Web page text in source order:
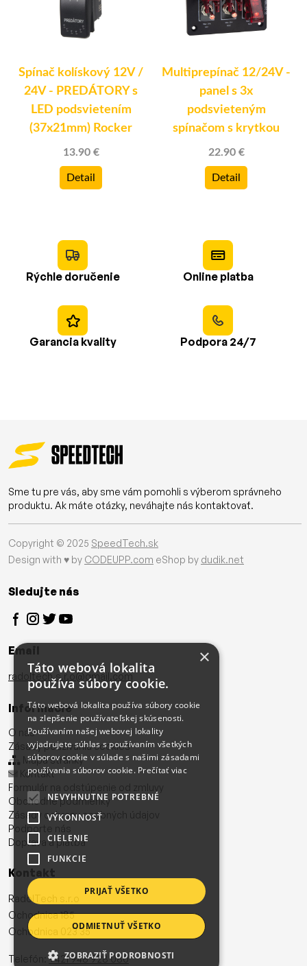
Spínač kolískový 12V /
24V - PREDÁTORY s
LED podsvietením
(37x21mm) Rocker
13.90 €
Detail
Multiprepínač 12/24V -
panel s 3x
podsvieteným
spínačom s krytkou
22.90 €
Detail
Rýchle doručenie Online platba
Garancia kvality Podpora 24/7
Sme tu pre vás, aby sme vám pomohli s výberom správneho
produktu. Ak máte otázky, neváhajte nás kontaktovať.
Copyright © 2025 SpeedTech.sk
Design with ♥ by CODEUPP.com eShop by dudik.net
Sledujte nás
Email
radoltech.s.r.o@gmail.com
Informácie
O nás
Zásady používania cookies
Mapa stránky
Kontakt
Formulár na odstúpenie od zmluvy
Obchodné podmienky
Zásady ochrany osobných údajov
Podporte nás
Doprava a platba
Kontakt
RadolTech s.r.o
Ochodnica 185
Ochodnica 023 35
Telefón:+421 948 928 080
×
Táto webová lokalita
používa súbory cookie.
Táto webová lokalita používa súbory cookie
na zlepšenie používateľskej skúsenosti.
Používaním našej webovej lokality
vyjadrujete súhlas s používaním všetkých
súborov cookie v súlade s našimi zásadami
používania súborov cookie. Prečítať viac
NEVYHNUTNE POTREBNÉ
VÝKONNOSŤ
CIELENIE
FUNKCIE
PRIJAŤ VŠETKO
ODMIETNUŤ VŠETKO
ZOBRAZIŤ PODROBNOSTI